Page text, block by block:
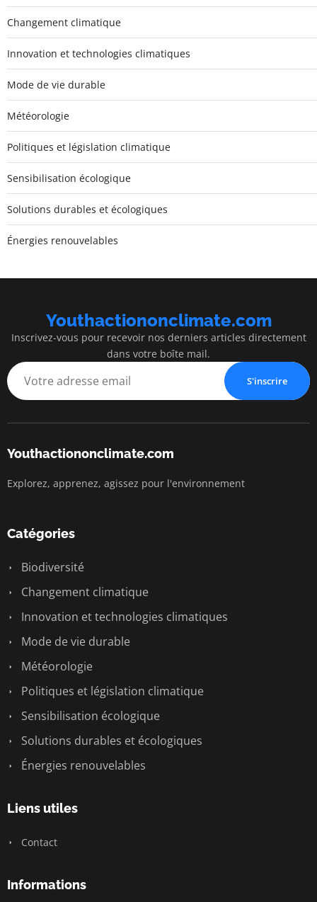
Changement climatique
Innovation et technologies climatiques
Mode de vie durable
Météorologie
Politiques et législation climatique
Sensibilisation écologique
Solutions durables et écologiques
Énergies renouvelables
Youthactiononclimate.com
Inscrivez-vous pour recevoir nos derniers articles directement
dans votre boîte mail.
S'inscrire
Youthactiononclimate.com
Explorez, apprenez, agissez pour l'environnement
Catégories
Biodiversité
Changement climatique
Innovation et technologies climatiques
Mode de vie durable
Météorologie
Politiques et législation climatique
Sensibilisation écologique
Solutions durables et écologiques
Énergies renouvelables
Liens utiles
Contact
Informations